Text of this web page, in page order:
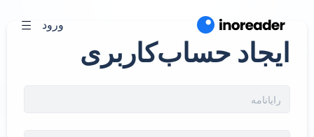
ورود
ایجاد حساب‌کاربری